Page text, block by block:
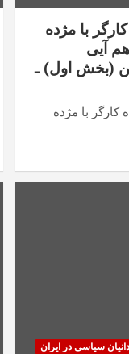
با مژده
آیی
(بخش اول) ـ
کارگر با مژده
سیاسی در ایران